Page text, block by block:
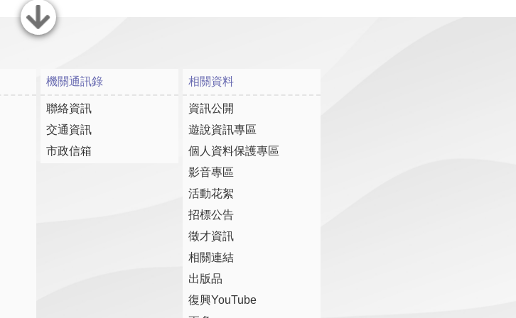
關閉
機關通訊錄
聯絡資訊
交通資訊
市政信箱
相關資料
資訊公開
遊說資訊專區
個人資料保護專區
影音專區
活動花絮
招標公告
徵才資訊
相關連結
出版品
復興YouTube